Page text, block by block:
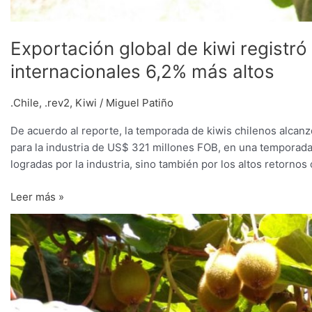
Exportación global de kiwi
internacionales 6,2% más altos
.Chile, .rev2, Kiwi / Miguel Patiño
De acuerdo al reporte, la temporada de kiwis chilenos
para la industria de US$ 321 millones FOB, en una
logradas por la industria, sino también por los altos
Leer más »
Llaman
a
la
responsabilidad
por
kiwis